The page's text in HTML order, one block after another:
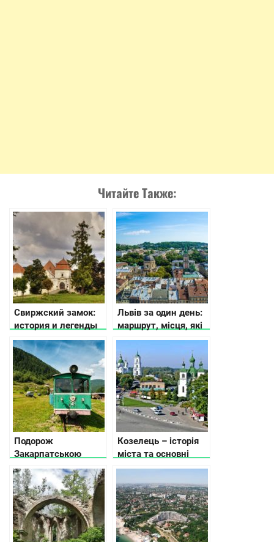
Читайте Также:
Свиржский замок:
история и легенды
Львів за один день:
маршрут, місця, які
варто відвідати, де
поїсти і що
подивитися
Подорож
Закарпатською
областю: частина 2
Козелець – історія
міста та основні
пам’ятки